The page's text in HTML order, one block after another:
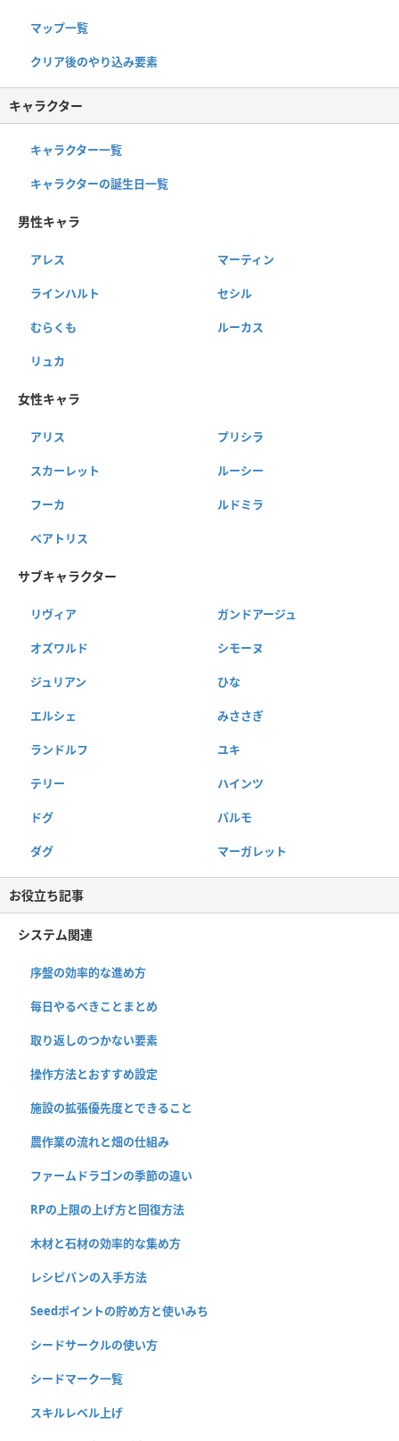
マップ一覧
クリア後のやり込み要素
キャラクター
キャラクター一覧
キャラクターの誕生日一覧
男性キャラ
アレス マーティン
ラインハルト セシル
むらくも ルーカス
リュカ
女性キャラ
アリス プリシラ
スカーレット ルーシー
フーカ ルドミラ
ベアトリス
サブキャラクター
リヴィア ガンドアージュ
オズワルド シモーヌ
ジュリアン ひな
エルシェ みささぎ
ランドルフ ユキ
テリー ハインツ
ドグ パルモ
ダグ マーガレット
お役立ち記事
システム関連
序盤の効率的な進め方
毎日やるべきことまとめ
取り返しのつかない要素
操作方法とおすすめ設定
施設の拡張優先度とできること
農作業の流れと畑の仕組み
ファームドラゴンの季節の違い
RPの上限の上げ方と回復方法
木材と石材の効率的な集め方
レシピパンの入手方法
Seedポイントの貯め方と使いみち
シードサークルの使い方
シードマーク一覧
スキルレベル上げ